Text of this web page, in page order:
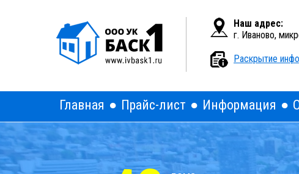
Наш адрес:
г. Иваново,
Раскрытие
Главная Прайс-лист Информация